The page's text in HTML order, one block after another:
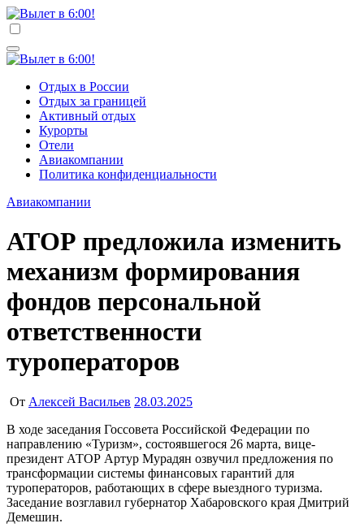
Перейти
к
Генеральный директор: Чернокоз Ольга Валерьевна
Учредитель ООО "Клуб регионов", ИНН 6685155934
Генеральный директор: Чернокоз Ольга Валерьевна
info@gosrf.ru +7 (495) 920-51-49
Отдых в России
Отдых за границей
Активный отдых
Курорты
Отели
Авиакомпании
Политика конфиденциальности
Авиакомпании
АТОР предложила изменить
механизм формирования
фондов персональной
ответственности
туроператоров
От Алексей Васильев 28.03.2025
В ходе заседания Госсовета Российской Федерации по
направлению «Туризм», состоявшегося 26 марта, вице-
президент АТОР Артур Мурадян озвучил предложения по
трансформации системы финансовых гарантий для
туроператоров, работающих в сфере выездного туризма.
Заседание возглавил губернатор Хабаровского края Дмитрий
Демешин.